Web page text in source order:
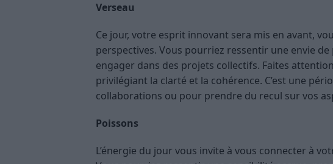
Verseau
Ce jour, votre esprit innovant sera mis en avant,
perspectives. Vous pourriez ressentir une envie
engager dans des projets collectifs. Faites
privilégiant la clarté et la cohérence. C’est une
collaborations ou pour prendre du recul sur vos
Poissons
L’énergie du jour vous invite à vous connecter à